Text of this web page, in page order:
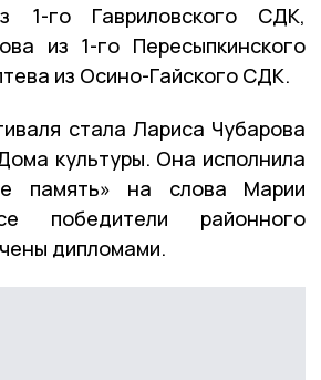
1-го Гавриловского СДК,
из 1-го Пересыпкинского
из Осино-Гайского СДК.
стала Лариса Чубарова
культуры. Она исполнила
память» на слова Марии
победители районного
дипломами.